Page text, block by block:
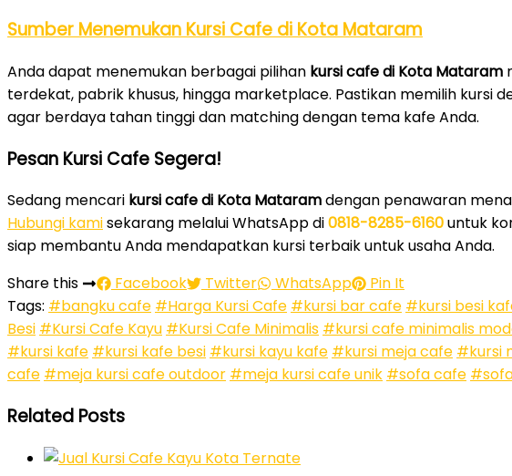
Sumber Menemukan Kursi Cafe di Kota Mataram
Anda dapat menemukan berbagai pilihan kursi cafe di Kota Mataram
terdekat, pabrik khusus, hingga marketplace. Pastikan memilih kursi
agar berdaya tahan tinggi dan matching dengan tema kafe Anda.
Pesan Kursi Cafe Segera!
Sedang mencari kursi cafe di Kota Mataramdengan penawaran
Hubungi kamisekarang melalui WhatsApp di0818-8285-6160untuk
siap membantu Anda mendapatkan kursi terbaik untuk usaha Anda.
Share this
Facebook Twitter WhatsApp
Pin It
Tags: #bangku cafe #Harga Kursi Cafe #kursi bar cafe #kursi besi
Besi #Kursi Cafe Kayu #Kursi Cafe Minimalis #kursi cafe minimalis
#kursi kafe #kursi kafe besi #kursi kayu kafe #kursi meja cafe #kursi
cafe #meja kursi cafe outdoor #meja kursi cafe unik #sofa cafe
Related Posts